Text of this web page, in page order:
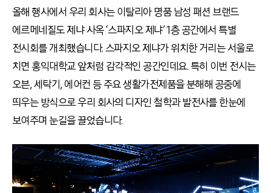
올해 행사에서 우리 회사는 이탈리아 명품 남성 패션 브랜드
에르메네질도 제냐 사옥 ‘스파지오 제냐’ 1층 공간에서 특별
전시회를 개최했습니다. 스파지오 제냐가 위치한 거리는 서울로
치면 홍익대학교 앞처럼 감각적인 공간인데요. 특히 이번 전시는
오븐, 세탁기, 에어컨 등 주요 생활가전제품을 분해해 공중에
띄우는 방식으로 우리 회사의 디자인 철학과 발전사를 한눈에
보여주며 눈길을 끌었습니다.